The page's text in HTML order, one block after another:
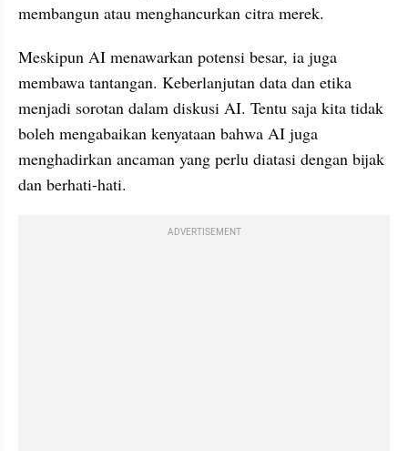
membangun atau menghancurkan citra merek.
Meskipun AI menawarkan potensi besar, ia juga
membawa tantangan. Keberlanjutan data dan etika
menjadi sorotan dalam diskusi AI. Tentu saja kita tidak
boleh mengabaikan kenyataan bahwa AI juga
menghadirkan ancaman yang perlu diatasi dengan bijak
dan berhati-hati.
ADVERTISEMENT